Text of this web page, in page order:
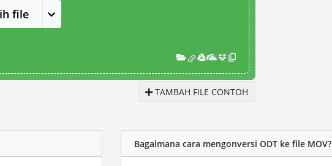
file
TAMBAH FILE CONTOH
Bagaimana cara mengonversi ODT ke file MOV?